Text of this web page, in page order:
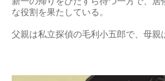
な役割を果たしている。
父親は私立探偵の毛利小五郎で、母親